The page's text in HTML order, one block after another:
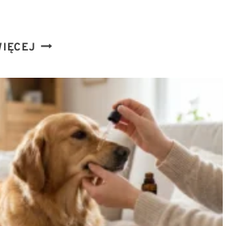
JAK
MALTAŃCZYK?
WZORZEC
RASY,
CHARAKTER
I
WYMAGANIA
PIELĘGNACYJNE